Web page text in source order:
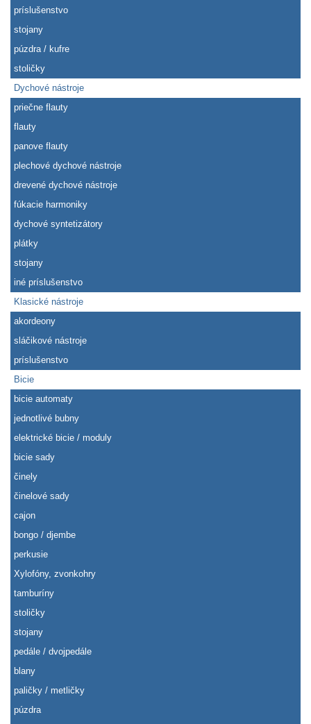
príslušenstvo
stojany
púzdra / kufre
stoličky
Dychové nástroje
priečne flauty
flauty
panove flauty
plechové dychové nástroje
drevené dychové nástroje
fúkacie harmoniky
dychové syntetizátory
plátky
stojany
iné príslušenstvo
Klasické nástroje
akordeony
sláčikové nástroje
príslušenstvo
Bicie
bicie automaty
jednotlivé bubny
elektrické bicie / moduly
bicie sady
činely
činelové sady
cajon
bongo / djembe
perkusie
Xylofóny, zvonkohry
tamburíny
stoličky
stojany
pedále / dvojpedále
blany
paličky / metličky
púzdra